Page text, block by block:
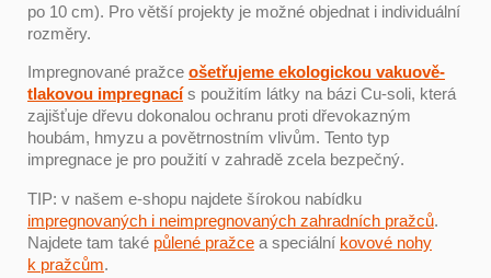
po 10 cm). Pro větší projekty je možné objednat i individuální
rozměry.
Impregnované pražce ošetřujeme ekologickou vakuově-
tlakovou impregnacís použitím látky na bázi Cu-soli, která
zajišťuje dřevu dokonalou ochranu proti dřevokazným
houbám, hmyzu a povětrnostním vlivům. Tento typ
impregnace je pro použití v zahradě zcela bezpečný.
TIP: v našem e-shopu najdete šírokou nabídku
impregnovaných i neimpregnovaných zahradních pražců.
Najdete tam také půlené pražce a speciální kovové nohy
k pražcům.